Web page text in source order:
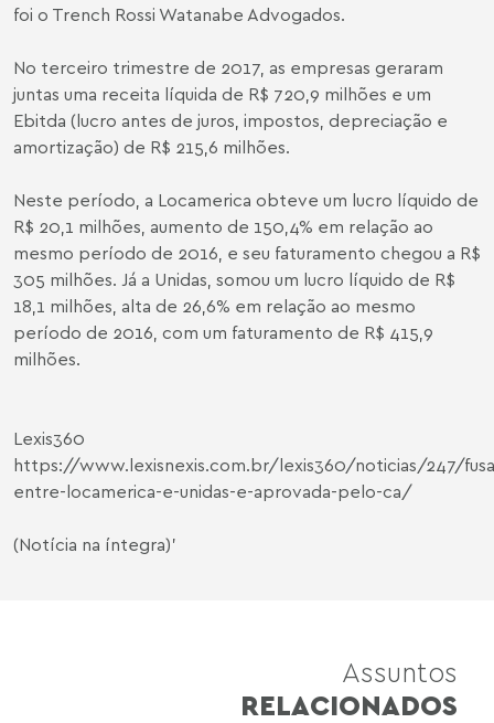
foi o Trench Rossi Watanabe Advogados.
No terceiro trimestre de 2017, as empresas geraram
juntas uma receita líquida de R$ 720,9 milhões e um
Ebitda (lucro antes de juros, impostos, depreciação e
amortização) de R$ 215,6 milhões.
Neste período, a Locamerica obteve um lucro líquido de
R$ 20,1 milhões, aumento de 150,4% em relação ao
mesmo período de 2016, e seu faturamento chegou a R$
305 milhões. Já a Unidas, somou um lucro líquido de R$
18,1 milhões, alta de 26,6% em relação ao mesmo
período de 2016, com um faturamento de R$ 415,9
milhões.
Lexis360
https://www.lexisnexis.com.br/lexis360/noticias/247/
entre-locamerica-e-unidas-e-aprovada-pelo-ca/
(Notícia na íntegra)’
Assuntos
RELACIONADOS